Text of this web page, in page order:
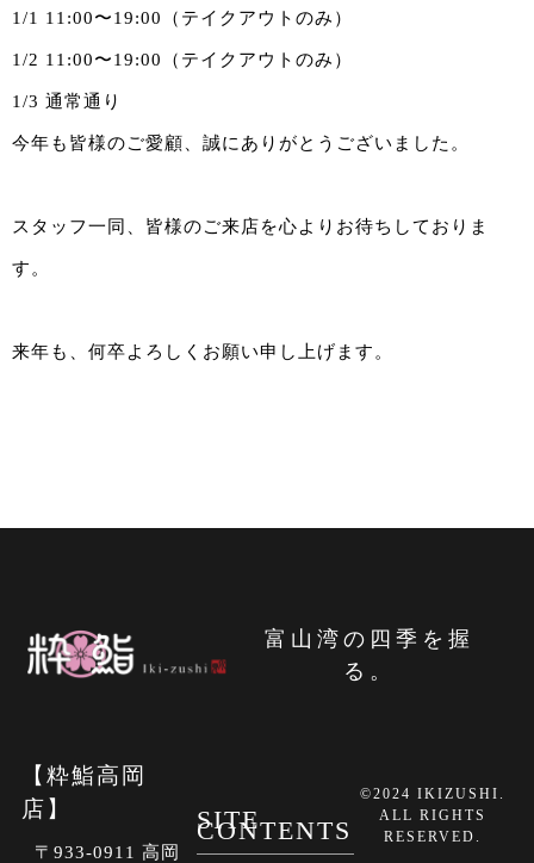
1/1 11:00〜19:00（テイクアウトのみ）
1/2 11:00〜19:00（テイクアウトのみ）
1/3 通常通り
今年も皆様のご愛顧、誠にありがとうございました。
スタッフ一同、皆様のご来店を心よりお待ちしておりま
す。
来年も、何卒よろしくお願い申し上げます。
富山湾の四季を握
る。
【粋鮨高岡
店】
〒933-0911 高岡
SITE
CONTENTS
©2024 IKIZUSHI.
ALL RIGHTS
RESERVED.